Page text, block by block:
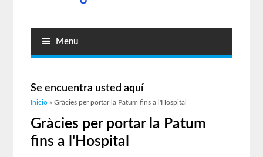
Menu
Se encuentra usted aquí
Inicio » Gràcies per portar la Patum fins a l'Hospital
Gràcies per portar la Patum
fins a l'Hospital